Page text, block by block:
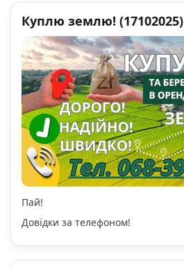
Куплю землю! (17102025)
Пай!
Довідки за телефоном!